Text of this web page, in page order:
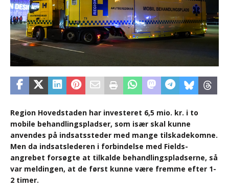
Region Hovedstaden har investeret 6,5 mio. kr. i to
mobile behandlingspladser, som især skal kunne
anvendes på indsatssteder med mange tilskadekomne.
Men da indsatslederen i forbindelse med Fields-
angrebet forsøgte at tilkalde behandlingspladserne, så
var meldingen, at de først kunne være fremme efter 1-
2 timer.